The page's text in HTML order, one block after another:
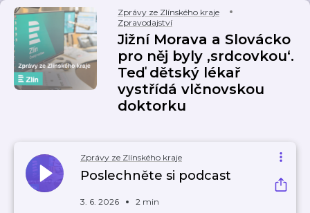
Zprávy ze Zlínského kraje
Zpravodajství
Jižní Morava a Slovácko
pro něj byly ‚srdcovkou‘.
Teď dětský lékař
vystřídá vlčnovskou
doktorku
Zprávy ze Zlínského kraje
Poslechněte si podcast
3. 6. 2026 2 min